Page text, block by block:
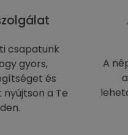
csapatunk
gyors,
és
a Te
A